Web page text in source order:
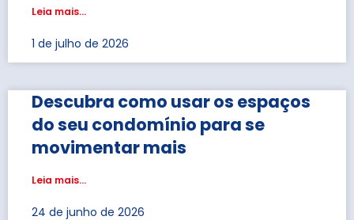
Leia mais...
1 de julho de 2026
Descubra como usar os espaços
do seu condomínio para se
movimentar mais
Leia mais...
24 de junho de 2026